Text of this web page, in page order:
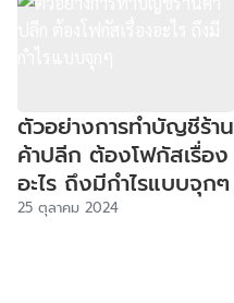
ตัวอย่างการทำบัญชีร้าน
ค้าปลีก ต้องโฟกัสเรื่อง
อะไร ถึงมีกำไรแบบจุกๆ
25 ตุลาคม 2024